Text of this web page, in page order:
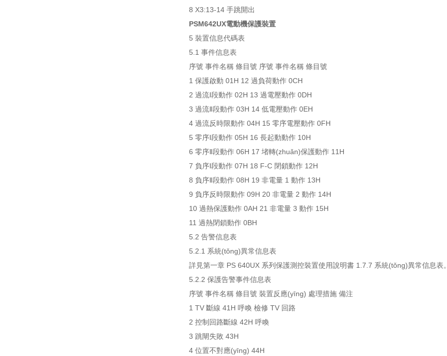
8 X3:13-14 手跳開出
PSM642UX電動機保護裝置
5 裝置信息代碼表
5.1 事件信息表
序號 事件名稱 條目號 序號 事件名稱 條目號
1 保護啟動 01H 12 過負荷動作 0CH
2 過流Ⅰ段動作 02H 13 過電壓動作 0DH
3 過流Ⅱ段動作 03H 14 低電壓動作 0EH
4 過流反時限動作 04H 15 零序電壓動作 0FH
5 零序Ⅰ段動作 05H 16 長起動動作 10H
6 零序Ⅱ段動作 06H 17 堵轉(zhuǎn)保護動作 11H
7 負序Ⅰ段動作 07H 18 F-C 閉鎖動作 12H
8 負序Ⅱ段動作 08H 19 非電量 1 動作 13H
9 負序反時限動作 09H 20 非電量 2 動作 14H
10 過熱保護動作 0AH 21 非電量 3 動作 15H
11 過熱閉鎖動作 0BH
5.2 告警信息表
5.2.1 系統(tǒng)異常信息表
詳見第一章 PS 640UX 系列保護測控裝置使用說明書 1.7.7 系統(tǒng)異常信息表。
5.2.2 保護告警事件信息表
序號 事件名稱 條目號 裝置反應(yīng) 處理措施 備注
1 TV 斷線 41H 呼喚 檢修 TV 回路
2 控制回路斷線 42H 呼喚
3 跳閘失敗 43H
4 位置不對應(yīng) 44H